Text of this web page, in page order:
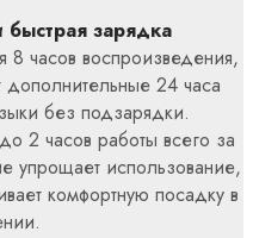
быстрая зарядка
8 часов воспроизведения,
24 часа
без подзарядки.
2 часов работы всего за
упрощает использование,
комфортную посадку в